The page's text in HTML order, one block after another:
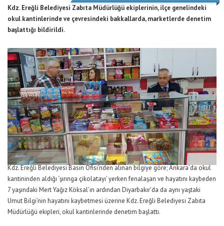
Kdz. Ereğli Belediyesi Zabıta Müdürlüğü ekiplerinin, ilçe genelindeki
okul kantinlerinde ve çevresindeki bakkallarda, marketlerde denetim
başlattığı bildirildi.
Kdz. Ereğli Belediyesi Basın Ofisi’nden alınan bilgiye göre; Ankara’da okul
kantininden aldığı ‘şırınga çikolatayı’ yerken fenalaşan ve hayatını kaybeden
7 yaşındaki Mert Yağız Köksal’ın ardından Diyarbakır’da da aynı yaştaki
Umut Bilgi’nin hayatını kaybetmesi üzerine Kdz. Ereğli Belediyesi Zabıta
Müdürlüğü ekipleri, okul kantinlerinde denetim başlattı.